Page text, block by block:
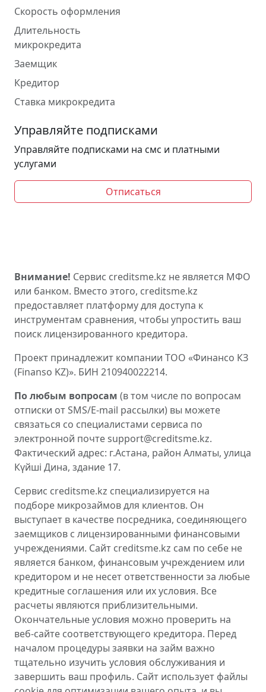
Скорость оформления
Длительность
микрокредита
Заемщик
Кредитор
Ставка микрокредита
Управляйте подписками
Управляйте подписками на смс и платными
услугами
Отписаться
Внимание! Сервис creditsme.kz не является МФО
или банком. Вместо этого, creditsme.kz
предоставляет платформу для доступа к
инструментам сравнения, чтобы упростить ваш
поиск лицензированного кредитора.
Проект принадлежит компании ТОО «Финансо КЗ
(Finanso KZ)». БИН 210940022214.
По любым вопросам (в том числе по вопросам
отписки от SMS/E-mail рассылки) вы можете
связаться со специалистами сервиса по
электронной почте support@creditsme.kz.
Фактический адрес: г.Астана, район Алматы, улица
Күйші Дина, здание 17.
Сервис creditsme.kz специализируется на
подборе микрозаймов для клиентов. Он
выступает в качестве посредника, соединяющего
заемщиков с лицензированными финансовыми
учреждениями. Сайт creditsme.kz сам по себе не
является банком, финансовым учреждением или
кредитором и не несет ответственности за любые
кредитные соглашения или их условия. Все
расчеты являются приблизительными.
Окончательные условия можно проверить на
веб-сайте соответствующего кредитора. Перед
началом процедуры заявки на займ важно
тщательно изучить условия обслуживания и
завершить ваш профиль. Сайт использует файлы